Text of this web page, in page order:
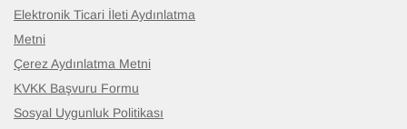
Elektronik Ticari İleti Aydınlatma
Metni
Çerez Aydınlatma Metni
KVKK Başvuru Formu
Sosyal Uygunluk Politikası